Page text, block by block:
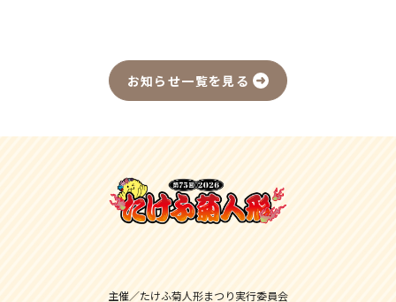
お知らせ一覧を見る
主催／たけふ菊人形まつり実行委員会